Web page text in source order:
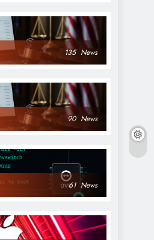
135 News
90 News
61 News